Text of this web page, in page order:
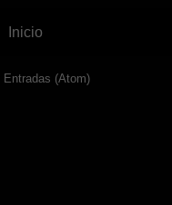
Inicio
Entradas (Atom)